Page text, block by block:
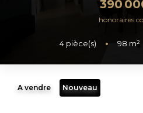
390
honoraires
4pièce(s) • 98 m²
A vendre Nouveau